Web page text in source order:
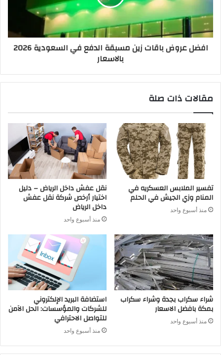
افضل عروض باقات زين مسبقة الدفع في السعودية 2026
بالاسعار
مقالات ذات صلة
تفسير الملابس العسكريه في
المنام وزي الجيش في الحلم
منذ أسبوع واحد
نقل عفش داخل الرياض – دليل
اختيار أرخص شركة نقل عفش
داخل الرياض
منذ أسبوع واحد
شراء سكراب بجدة وشراء سكراب
بمكة بافضل الاسعار
منذ أسبوع واحد
استضافة البريد الإلكتروني
للشركات والمؤسسات: الحل الآمن
للتواصل الاحترافي
منذ أسبوع واحد